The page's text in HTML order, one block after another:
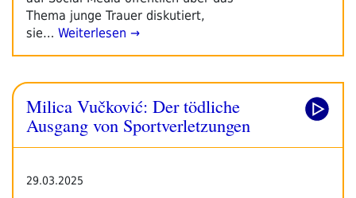
Thema junge Trauer diskutiert,
sie… Weiterlesen →
Milica Vučković: Der tödliche
Ausgang von Sportverletzungen
29.03.2025